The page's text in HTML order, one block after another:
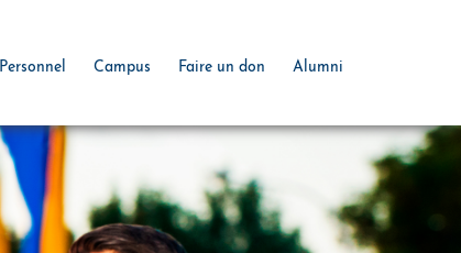
Personnel Campus Faire un don Alumni